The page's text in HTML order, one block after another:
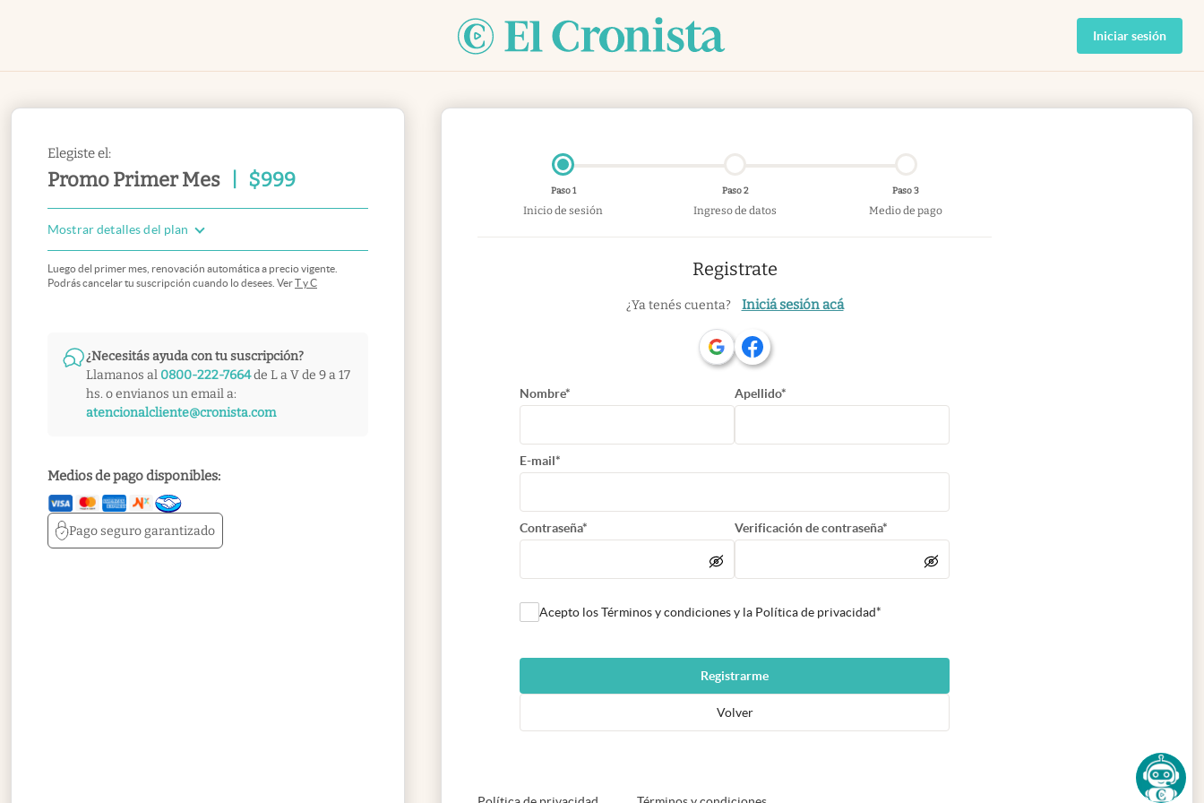
Iniciar sesión
Elegiste el:
Promo Primer Mes $999
Mostrar detalles del plan
Luego del primer mes, renovación automática a precio vigente.
Podrás cancelar tu suscripción cuando lo desees. VerT y C
¿Necesitás ayuda con tu suscripción?
Llamanos al 0800-222-7664de L a V de 9 a 17
hs. o envianos un email a:
atencionalcliente@cronista.com
Medios de pago disponibles:
Pago segurogarantizado
Paso 1
Inicio de sesión
Paso 2
Ingreso de datos
Paso 3
Medio de pago
Registrate
¿Ya tenés cuenta? Iniciá sesión acá
Nombre* Apellido*
E-mail*
Contraseña* Verificación de contraseña*
Acepto los Términos y condiciones y la Política de privacidad*
Registrarme
Volver